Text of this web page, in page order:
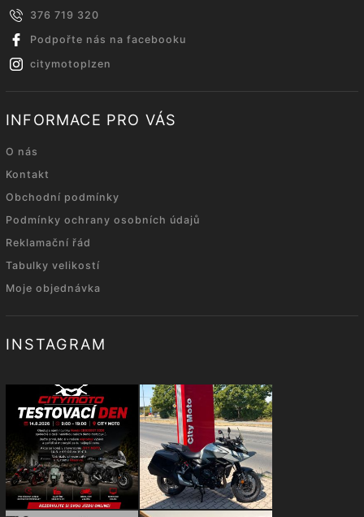
376 719 320
Podpořte nás na facebooku
citymotoplzen
INFORMACE PRO VÁS
O nás
Kontakt
Obchodní podmínky
Podmínky ochrany osobních údajů
Reklamační řád
Tabulky velikostí
Moje objednávka
INSTAGRAM